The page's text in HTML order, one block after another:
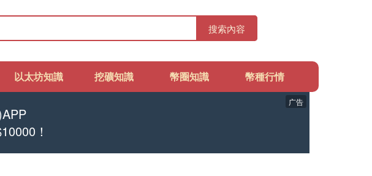
搜索內容
以太坊知識 挖礦知識 幣圈知識 幣種行情
！
广告